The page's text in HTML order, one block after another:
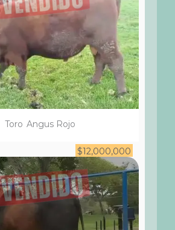
Toro Angus Rojo
$12,000,000